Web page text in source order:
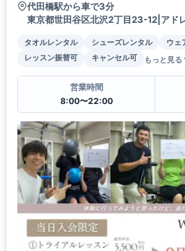
代田橋駅から車で3分
東京都世田谷区北沢2丁目23-12|アド
タオルレンタル シューズレンタル
ウェ
レッスン振替可
キャンセル可 もっと見る
営業時間
8:00〜22:00